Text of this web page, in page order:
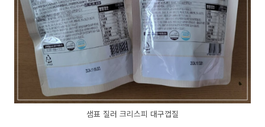
샘표 질러 크리스피 대구껍질